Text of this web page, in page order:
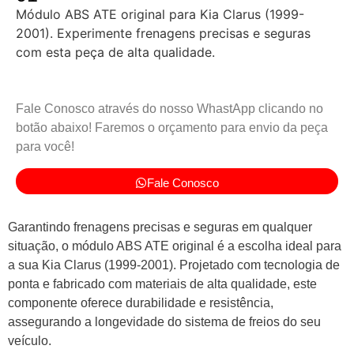
Módulo ABS ATE original para Kia Clarus (1999-
2001). Experimente frenagens precisas e seguras
com esta peça de alta qualidade.
Fale Conosco através do nosso WhastApp clicando no
botão abaixo! Faremos o orçamento para envio da peça
para você!
Fale Conosco
Garantindo frenagens precisas e seguras em qualquer
situação, o módulo ABS ATE original é a escolha ideal para
a sua Kia Clarus (1999-2001). Projetado com tecnologia de
ponta e fabricado com materiais de alta qualidade, este
componente oferece durabilidade e resistência,
assegurando a longevidade do sistema de freios do seu
veículo.